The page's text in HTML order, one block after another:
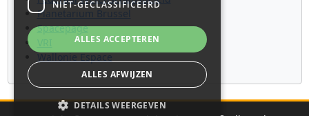
Planetarium Brussel
Spacepage
VRI
Wallonie Espace
NIET-GECLASSIFICEERD
ALLES ACCEPTEREN
ALLES AFWIJZEN
DETAILS WEERGEVEN